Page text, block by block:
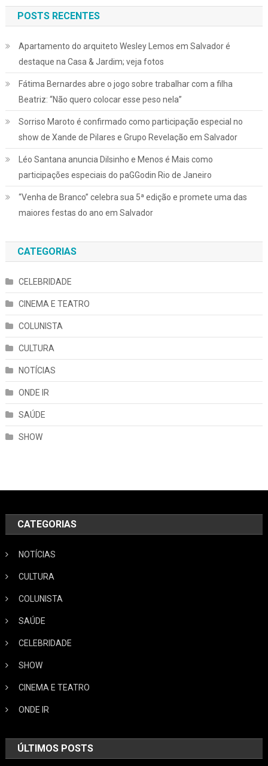
POSTS RECENTES
Apartamento do arquiteto Wesley Lemos em Salvador é
destaque na Casa & Jardim; veja fotos
Fátima Bernardes abre o jogo sobre trabalhar com a filha
Beatriz: “Não quero colocar esse peso nela”
Sorriso Maroto é confirmado como participação especial no
show de Xande de Pilares e Grupo Revelação em Salvador
Léo Santana anuncia Dilsinho e Menos é Mais como
participações especiais do paGGodin Rio de Janeiro
“Venha de Branco” celebra sua 5ª edição e promete uma das
maiores festas do ano em Salvador
CATEGORIAS
CELEBRIDADE
CINEMA E TEATRO
COLUNISTA
CULTURA
NOTÍCIAS
ONDE IR
SAÚDE
SHOW
CATEGORIAS
NOTÍCIAS
CULTURA
COLUNISTA
SAÚDE
CELEBRIDADE
SHOW
CINEMA E TEATRO
ONDE IR
ÚLTIMOS POSTS